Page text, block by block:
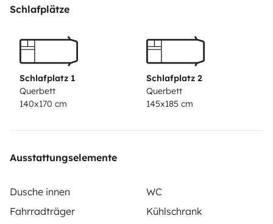
Schlafplätze
Schlafplatz 1
Querbett
140x170 cm
Schlafplatz 2
Querbett
145x185 cm
Ausstattungselemente
Dusche innen
WC
Fahrradträger
Kühlschrank